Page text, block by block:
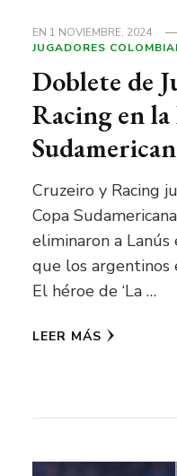
EN 1 NOVIEMBRE, 2024
JUGADORES
Doblete de
Racing en
Cruzeiro y Racing
Copa
eliminaron a Lanús
que los argentinos
El héroe de ‘La …
LEER MÁS